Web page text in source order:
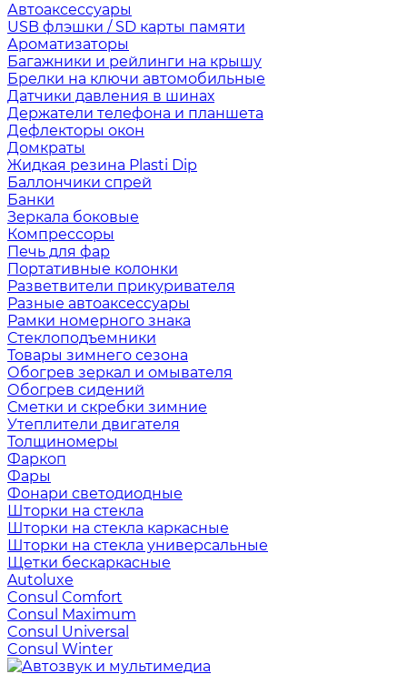
Автоаксессуары
USB флэшки / SD карты памяти
Ароматизаторы
Багажники и рейлинги на крышу
Брелки на ключи автомобильные
Датчики давления в шинах
Держатели телефона и планшета
Дефлекторы окон
Домкраты
Жидкая резина Plasti Dip
Баллончики спрей
Банки
Зеркала боковые
Компрессоры
Печь для фар
Портативные колонки
Разветвители прикуривателя
Разные автоаксессуары
Рамки номерного знака
Стеклоподъемники
Товары зимнего сезона
Обогрев зеркал и омывателя
Обогрев сидений
Сметки и скребки зимние
Утеплители двигателя
Толщиномеры
Фаркоп
Фары
Фонари светодиодные
Шторки на стекла
Шторки на стекла каркасные
Шторки на стекла универсальные
Щетки бескаркасные
Autoluxe
Consul Comfort
Consul Maximum
Consul Universal
Consul Winter